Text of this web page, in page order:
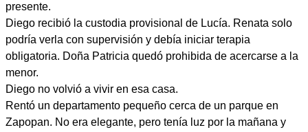
presente.
Diego recibió la custodia provisional de Lucía. Renata solo
podría verla con supervisión y debía iniciar terapia
obligatoria. Doña Patricia quedó prohibida de acercarse a la
menor.
Diego no volvió a vivir en esa casa.
Rentó un departamento pequeño cerca de un parque en
Zapopan. No era elegante, pero tenía luz por la mañana y